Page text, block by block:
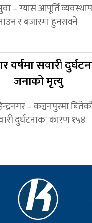
– ग्यास आपूर्ति
र बजारमा हुनसक्ने
वर्षमा सवारी
जनाको मृत्यु
– कञ्चनपुरमा
दुर्घटनाका कारण १५४